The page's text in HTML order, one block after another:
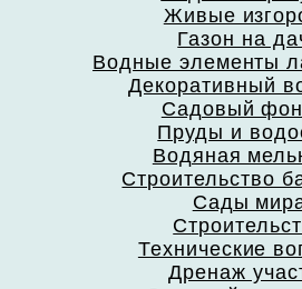
Живые
Газон на
Водные элементы
Декоративный
Садовый
Пруды и
Водяная
Строительство
Сады
Технические
Дренаж